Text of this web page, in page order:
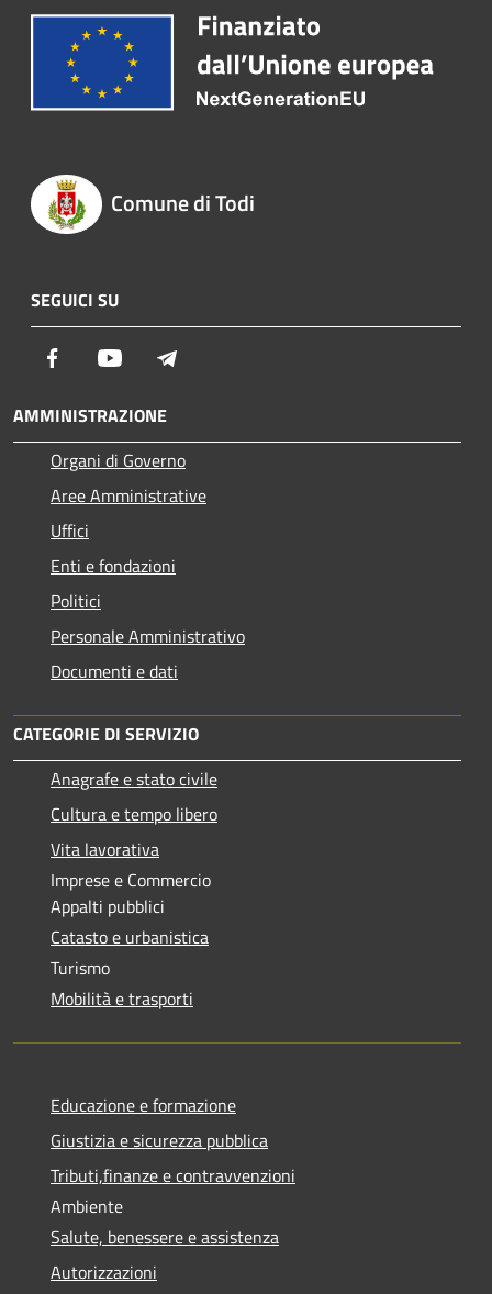
Comune di Todi
SEGUICI SU
Facebook Youtube
AMMINISTRAZIONE
Organi di Governo
Aree Amministrative
Uffici
Enti e fondazioni
Politici
Personale Amministrativo
Documenti e dati
CATEGORIE DI SERVIZIO
Anagrafe e stato civile
Cultura e tempo libero
Vita lavorativa
Imprese e Commercio
Appalti pubblici
Catasto e urbanistica
Turismo
Mobilità e trasporti
Educazione e formazione
Giustizia e sicurezza pubblica
Tributi,finanze e contravvenzioni
Ambiente
Salute, benessere e assistenza
Autorizzazioni